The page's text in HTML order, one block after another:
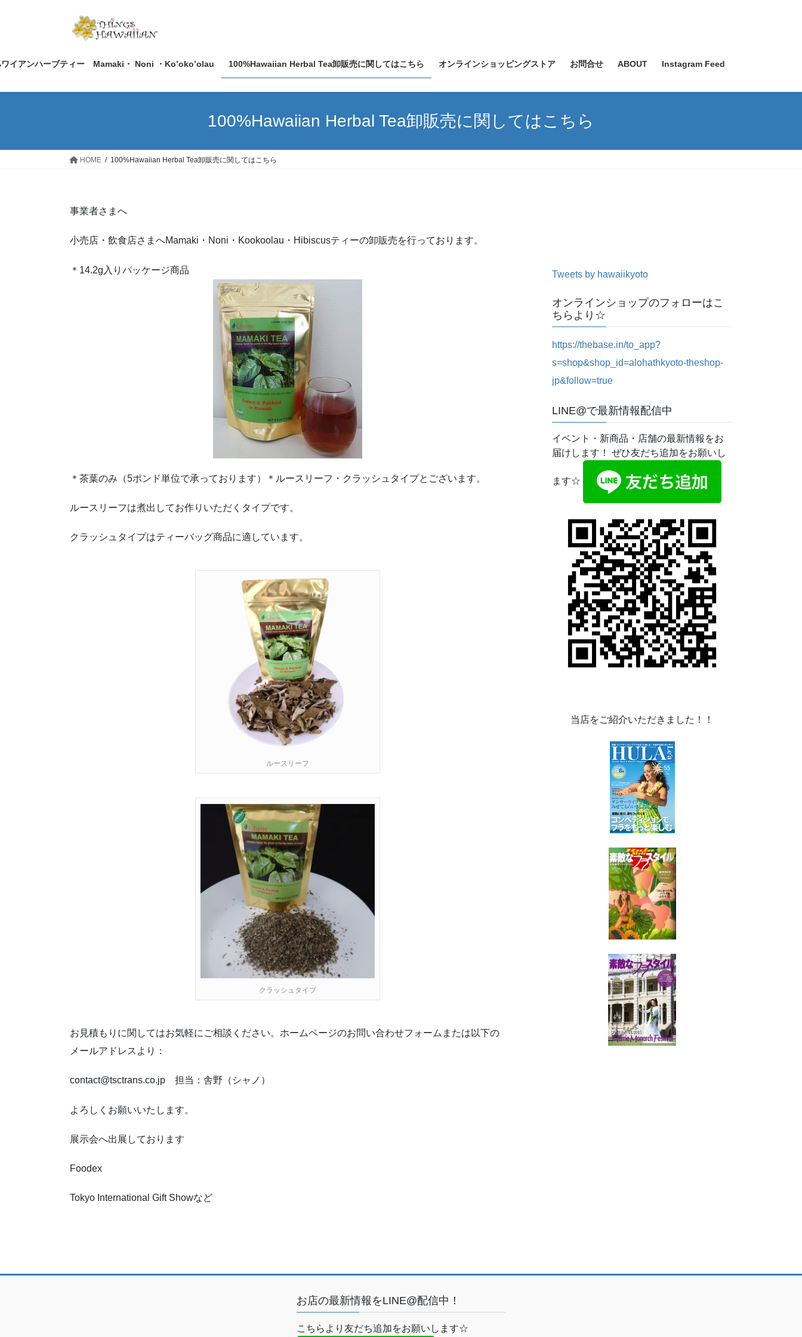
ツ
ス
シ
ン
ワイアンハーブティー Mamaki・ Noni ・Ko’oko’olau 100%Hawaiian Herbal Tea卸販売に関してはこちら オンラインショッピングストア お問合せ ABOUT Instagram Feed
100%Hawaiian Herbal Tea卸販売に関してはこちら
HOME 100%Hawaiian Herbal Tea卸販売に関してはこちら
事業者さまへ
小売店・飲食店さまへMamaki・Noni・Kookoolau・Hibiscusティーの卸販売を行っております。
＊14.2g入りパッケージ商品
＊茶葉のみ（5ポンド単位で承っております）＊ルースリーフ・クラッシュタイプとございます。
ルースリーフは煮出してお作りいただくタイプです。
クラッシュタイプはティーバッグ商品に適しています。
ルースリーフ
クラッシュタイプ
お見積もりに関してはお気軽にご相談ください。ホームページのお問い合わせフォームまたは以下の
メールアドレスより：
contact@tsctrans.co.jp 担当：舎野（シャノ）
よろしくお願いいたします。
展示会へ出展しております
Foodex
Tokyo International Gift Showなど
Tweets by hawaiikyoto
オンラインショップのフォローはこ
ちらより☆
https://thebase.in/to_app?
s=shop&shop_id=alohathkyoto-theshop-
jp&follow=true
LINE@で最新情報配信中
イベント・新商品・店舗の最新情報をお
届けします！ ぜひ友だち追加をお願いし
ます☆
当店をご紹介いただきました！！
お店の最新情報をLINE@配信中！
こちらより友だち追加をお願いします☆